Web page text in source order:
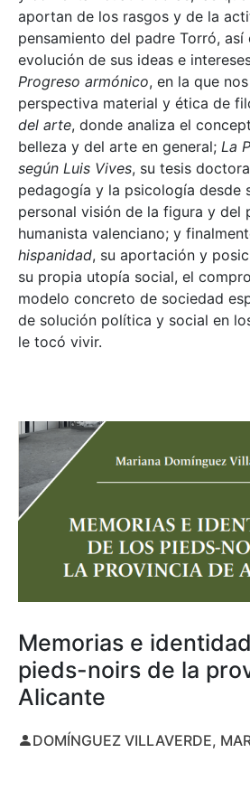
aportan de los rasgos y de la
pensamiento del padre Torró, así
evolución de sus ideas e
Progreso armónico, en la que
perspectiva material y ética de
del arte, donde analiza el
belleza y del arte en general; La
según Luis Vives, su tesis
pedagogía y la psicología desde
personal visión de la figura y del
humanista valenciano; y
hispanidad, su aportación y
su propia utopía social, el
modelo concreto de sociedad
de solución política y social en
le tocó vivir.
Memorias e
pieds-noirs de la
Alicante
DOMÍNGUEZ VILLAVERDE,